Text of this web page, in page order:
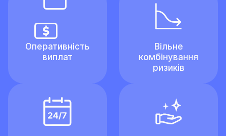
Оперативність
виплат
Вільне
комбінування
ризиків